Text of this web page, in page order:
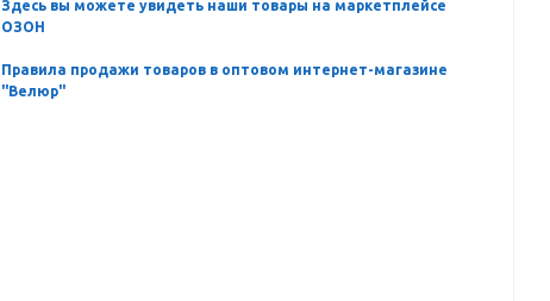
Здесь вы можете увидеть наши товары на маркетплейсе
ОЗОН
Правила продажи товаров в оптовом интернет-магазине
"Велюр"